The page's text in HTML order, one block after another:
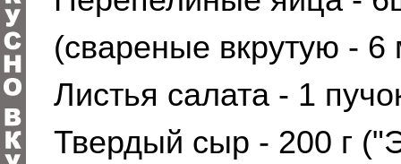
(свареные вкрутую -
Листья салата - 1
Твердый сыр - 200 г